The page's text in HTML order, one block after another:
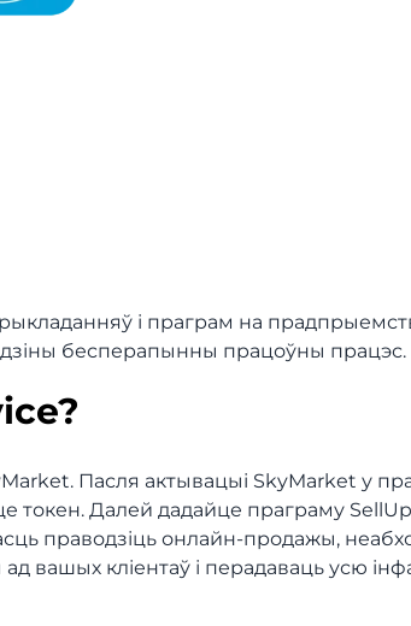
і праграм на
бесперапынны працоўны працэс.
Пасля актывацыі SkyMarket у
токен. Далей дадайце праграму
праводзіць онлайн-продажы,
вашых кліентаў і перадаваць усю